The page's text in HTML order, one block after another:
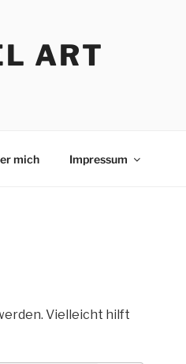
ART
mich Impressum
Vielleicht hilft